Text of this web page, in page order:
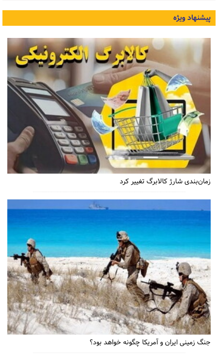
پیشنهاد ویژه
زمان‌بندی شارژ کالابرگ تغییر کرد
جنگ زمینی ایران و آمریکا چگونه خواهد بود؟